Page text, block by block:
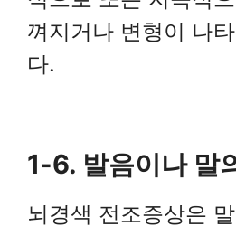
껴지거나 변형이 나
다.
1-6. 발음이나 말
뇌경색 전조증상은